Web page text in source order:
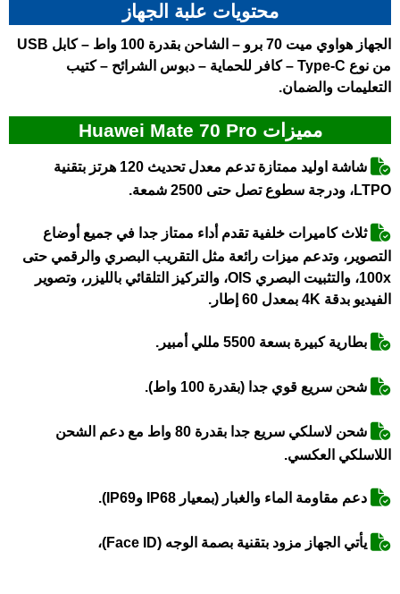
محتويات علبة الجهاز
الجهاز هواوي ميت 70 برو – الشاحن بقدرة 100 واط – كابل USB
من نوع Type-C – كافر للحماية – دبوس الشرائح – كتيب
التعليمات والضمان.
مميزات Huawei Mate 70 Pro
شاشة اوليد ممتازة تدعم معدل تحديث 120 هرتز بتقنية
LTPO، ودرجة سطوع تصل حتى 2500 شمعة.
ثلاث كاميرات خلفية تقدم أداء ممتاز جدا في جميع أوضاع
التصوير، وتدعم ميزات رائعة مثل التقريب البصري والرقمي حتى
100x، والتثبيت البصري OIS، والتركيز التلقائي بالليزر، وتصوير
الفيديو بدقة 4K بمعدل 60 إطار.
بطارية كبيرة بسعة 5500 مللي أمبير.
شحن سريع قوي جدا (بقدرة 100 واط).
شحن لاسلكي سريع جدا بقدرة 80 واط مع دعم الشحن
اللاسلكي العكسي.
دعم مقاومة الماء والغبار (بمعيار IP68 وIP69).
يأتي الجهاز مزود بتقنية بصمة الوجه (Face ID)،